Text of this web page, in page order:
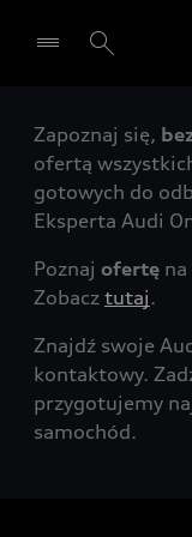
Wybierz
Zapoznaj się,
ofertą
gotowych do
Eksperta Audi
Poznaj ofertę
Zobacz tutaj.
Znajdź swoje
kontaktowy.
przygotujemy
samochód.